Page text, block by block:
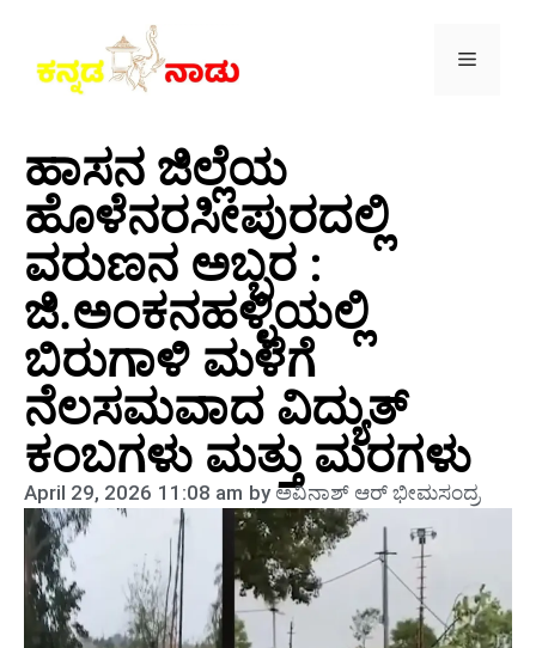
ಹಾಸನ ಜಿಲ್ಲೆಯ
ಹೊಳೆನರಸೀಪುರದಲ್ಲಿ
ವರುಣನ ಅಬ್ಬರ :
ಜಿ.ಅಂಕನಹಳ್ಳಿಯಲ್ಲಿ
ಬಿರುಗಾಳಿ ಮಳೆಗೆ
ನೆಲಸಮವಾದ ವಿದ್ಯುತ್
ಕಂಬಗಳು ಮತ್ತು ಮರಗಳು
April 29, 2026 11:08 am byಅವಿನಾಶ್‌ ಆರ್‌ ಭೀಮಸಂದ್ರ